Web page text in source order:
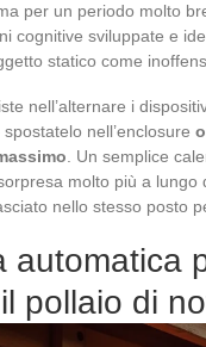
per un periodo molto
cognitive sviluppate e
statico come
nell’alternare i
nell’enclosure
. Un semplice
molto più a lungo
nello stesso posto
automatica
pollaio di